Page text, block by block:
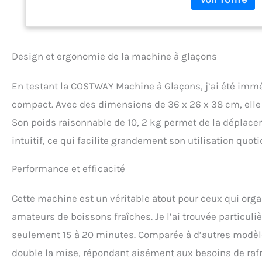
machine à
besoins de
et transparents,
couvercle
fabrication de la
l'appareil vous
plus de 5
indiquent le
l'appareil s'arrête
Design et ergonomie de la machine à glaçons
En testant la COSTWAY Machine à Glaçons, j’ai été
compact. Avec des dimensions de 36 x 26 x 38 cm,
Son poids raisonnable de 10, 2 kg permet de la
intuitif, ce qui facilite grandement son utilisation
Performance et efficacité
Cette machine est un véritable atout pour ceux qui
amateurs de boissons fraîches. Je l’ai trouvée
seulement 15 à 20 minutes. Comparée à d’autres
double la mise, répondant aisément aux besoins de